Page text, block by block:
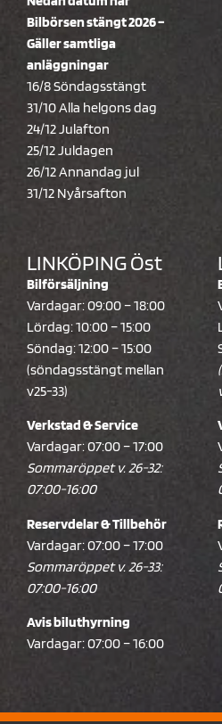
Bilbörsen stängt 2026 –
Gäller samtliga
anläggningar
16/8 Söndagsstängt
31/10 Alla helgons dag
24/12 Julafton
25/12 Juldagen
26/12 Annandag jul
31/12 Nyårsafton
LINKÖPING Öst
Bilförsäljning
Vardagar: 09:00 – 18:00
Lördag: 10:00 – 15:00
Söndag: 12:00 – 15:00
(söndagsstängt mellan
v25-33)
Verkstad & Service
Vardagar: 07:00 – 17:00
Sommaröppet v. 26-32:
07:00-16:00
Reservdelar & Tillbehör
Vardagar: 07:00 – 17:00
Sommaröppet v. 26-33:
07:00-16:00
Avis biluthyrning
Vardagar: 07:00 – 16:00